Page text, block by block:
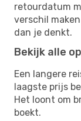
retourdatum
verschil
dan je denkt.
Bekijk alle
Een langere
laagste prijs
Het loont om
boekt.